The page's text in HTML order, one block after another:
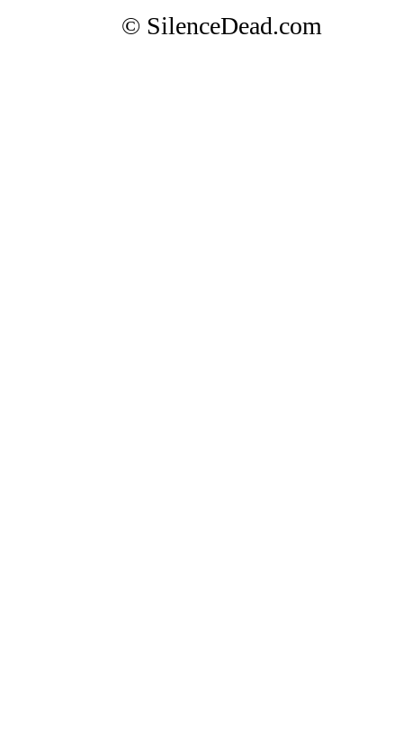
© SilenceDead.com